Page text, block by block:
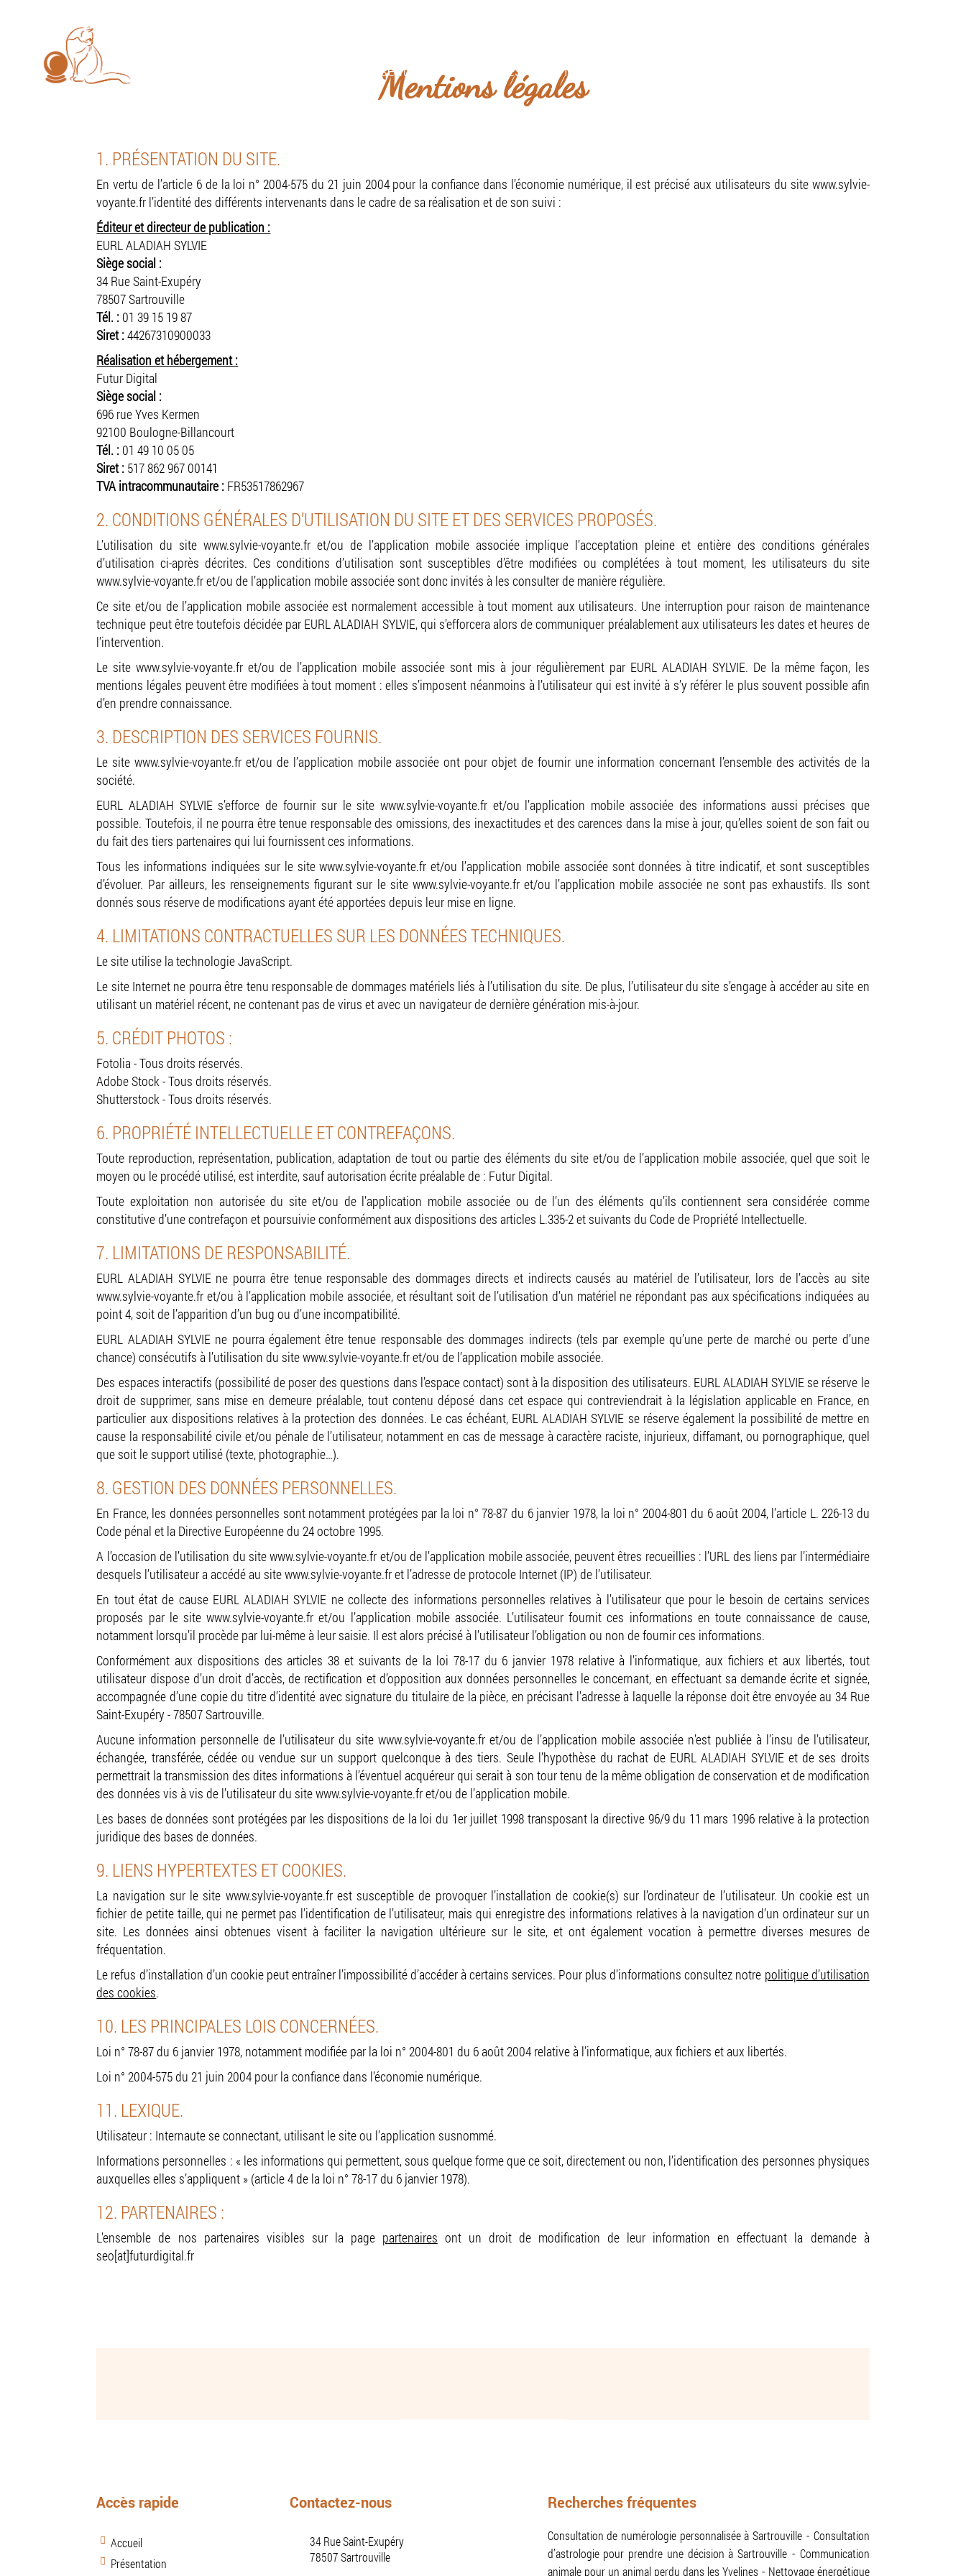
Présentation Services Prise de rendez-vous
Mentions légales
Mentions légales
1. PRÉSENTATION DU SITE.
En vertu de l’article 6 de la loi n° 2004-575 du 21 juin 2004 pour la confiance dans l’économie numérique, il est précisé aux utilisateurs du site www.sylvie-
voyante.fr l’identité des différents intervenants dans le cadre de sa réalisation et de son suivi :
Éditeur et directeur de publication :
EURL ALADIAH SYLVIE
Siège social :
34 Rue Saint-Exupéry
78507 Sartrouville
Tél. : 01 39 15 19 87
Siret :44267310900033
Réalisation et hébergement :
Futur Digital
Siège social :
696 rue Yves Kermen
92100 Boulogne-Billancourt
Tél. : 01 49 10 05 05
Siret : 517 862 967 00141
TVA intracommunautaire : FR53517862967
2. CONDITIONS GÉNÉRALES D’UTILISATION DU SITE ET DES SERVICES PROPOSÉS.
L’utilisation du site www.sylvie-voyante.fr et/ou de l’application mobile associée implique l’acceptation pleine et entière des conditions générales
d’utilisation ci-après décrites. Ces conditions d’utilisation sont susceptibles d’être modifiées ou complétées à tout moment, les utilisateurs du site
www.sylvie-voyante.fr et/ou de l’application mobile associée sont donc invités à les consulter de manière régulière.
Ce site et/ou de l’application mobile associée est normalement accessible à tout moment aux utilisateurs. Une interruption pour raison de maintenance
technique peut être toutefois décidée par EURL ALADIAH SYLVIE, qui s’efforcera alors de communiquer préalablement aux utilisateurs les dates et heures de
l’intervention.
Le site www.sylvie-voyante.fr et/ou de l’application mobile associée sont mis à jour régulièrement par EURL ALADIAH SYLVIE. De la même façon, les
mentions légales peuvent être modifiées à tout moment : elles s’imposent néanmoins à l’utilisateur qui est invité à s’y référer le plus souvent possible afin
d’en prendre connaissance.
3. DESCRIPTION DES SERVICES FOURNIS.
Le site www.sylvie-voyante.fr et/ou de l’application mobile associée ont pour objet de fournir une information concernant l’ensemble des activités de la
société.
EURL ALADIAH SYLVIE s’efforce de fournir sur le site www.sylvie-voyante.fr et/ou l’application mobile associée des informations aussi précises que
possible. Toutefois, il ne pourra être tenue responsable des omissions, des inexactitudes et des carences dans la mise à jour, qu’elles soient de son fait ou
du fait des tiers partenaires qui lui fournissent ces informations.
Tous les informations indiquées sur le site www.sylvie-voyante.fr et/ou l’application mobile associée sont données à titre indicatif, et sont susceptibles
d’évoluer. Par ailleurs, les renseignements figurant sur le site www.sylvie-voyante.fr et/ou l’application mobile associée ne sont pas exhaustifs. Ils sont
donnés sous réserve de modifications ayant été apportées depuis leur mise en ligne.
4. LIMITATIONS CONTRACTUELLES SUR LES DONNÉES TECHNIQUES.
Le site utilise la technologie JavaScript.
Le site Internet ne pourra être tenu responsable de dommages matériels liés à l’utilisation du site. De plus, l’utilisateur du site s’engage à accéder au site en
utilisant un matériel récent, ne contenant pas de virus et avec un navigateur de dernière génération mis-à-jour.
5. CRÉDIT PHOTOS :
Fotolia - Tous droits réservés.
Adobe Stock - Tous droits réservés.
Shutterstock - Tous droits réservés.
6. PROPRIÉTÉ INTELLECTUELLE ET CONTREFAÇONS.
Toute reproduction, représentation, publication, adaptation de tout ou partie des éléments du site et/ou de l’application mobile associée, quel que soit le
moyen ou le procédé utilisé, est interdite, sauf autorisation écrite préalable de : Futur Digital.
Toute exploitation non autorisée du site et/ou de l’application mobile associée ou de l’un des éléments qu’ils contiennent sera considérée comme
constitutive d’une contrefaçon et poursuivie conformément aux dispositions des articles L.335-2 et suivants du Code de Propriété Intellectuelle.
7. LIMITATIONS DE RESPONSABILITÉ.
EURL ALADIAH SYLVIE ne pourra être tenue responsable des dommages directs et indirects causés au matériel de l’utilisateur, lors de l’accès au site
www.sylvie-voyante.fr et/ou à l’application mobile associée, et résultant soit de l’utilisation d’un matériel ne répondant pas aux spécifications indiquées au
point 4, soit de l’apparition d’un bug ou d’une incompatibilité.
EURL ALADIAH SYLVIE ne pourra également être tenue responsable des dommages indirects (tels par exemple qu’une perte de marché ou perte d’une
chance) consécutifs à l’utilisation du site www.sylvie-voyante.fr et/ou de l’application mobile associée.
Des espaces interactifs (possibilité de poser des questions dans l’espace contact) sont à la disposition des utilisateurs. EURL ALADIAH SYLVIE se réserve le
droit de supprimer, sans mise en demeure préalable, tout contenu déposé dans cet espace qui contreviendrait à la législation applicable en France, en
particulier aux dispositions relatives à la protection des données. Le cas échéant, EURL ALADIAH SYLVIE se réserve également la possibilité de mettre en
cause la responsabilité civile et/ou pénale de l’utilisateur, notamment en cas de message à caractère raciste, injurieux, diffamant, ou pornographique, quel
que soit le support utilisé (texte, photographie…).
8. GESTION DES DONNÉES PERSONNELLES.
En France, les données personnelles sont notamment protégées par la loi n° 78-87 du 6 janvier 1978, la loi n° 2004-801 du 6 août 2004, l’article L. 226-13 du
Code pénal et la Directive Européenne du 24 octobre 1995.
A l’occasion de l’utilisation du site www.sylvie-voyante.fr et/ou de l’application mobile associée, peuvent êtres recueillies : l’URL des liens par l’intermédiaire
desquels l’utilisateur a accédé au site www.sylvie-voyante.fr et l’adresse de protocole Internet (IP) de l’utilisateur.
En tout état de cause EURL ALADIAH SYLVIE ne collecte des informations personnelles relatives à l’utilisateur que pour le besoin de certains services
proposés par le site www.sylvie-voyante.fr et/ou l’application mobile associée. L’utilisateur fournit ces informations en toute connaissance de cause,
notamment lorsqu’il procède par lui-même à leur saisie. Il est alors précisé à l’utilisateur l’obligation ou non de fournir ces informations.
Conformément aux dispositions des articles 38 et suivants de la loi 78-17 du 6 janvier 1978 relative à l’informatique, aux fichiers et aux libertés, tout
utilisateur dispose d’un droit d’accès, de rectification et d’opposition aux données personnelles le concernant, en effectuant sa demande écrite et signée,
accompagnée d’une copie du titre d’identité avec signature du titulaire de la pièce, en précisant l’adresse à laquelle la réponse doit être envoyée au 34 Rue
Saint-Exupéry - 78507 Sartrouville.
Aucune information personnelle de l’utilisateur du site www.sylvie-voyante.fr et/ou de l’application mobile associée n’est publiée à l’insu de l’utilisateur,
échangée, transférée, cédée ou vendue sur un support quelconque à des tiers. Seule l’hypothèse du rachat de EURL ALADIAH SYLVIE et de ses droits
permettrait la transmission des dites informations à l’éventuel acquéreur qui serait à son tour tenu de la même obligation de conservation et de modification
des données vis à vis de l’utilisateur du site www.sylvie-voyante.fr et/ou de l’application mobile.
Les bases de données sont protégées par les dispositions de la loi du 1er juillet 1998 transposant la directive 96/9 du 11 mars 1996 relative à la protection
juridique des bases de données.
9. LIENS HYPERTEXTES ET COOKIES.
La navigation sur le site www.sylvie-voyante.fr est susceptible de provoquer l’installation de cookie(s) sur l’ordinateur de l’utilisateur. Un cookie est un
fichier de petite taille, qui ne permet pas l’identification de l’utilisateur, mais qui enregistre des informations relatives à la navigation d’un ordinateur sur un
site. Les données ainsi obtenues visent à faciliter la navigation ultérieure sur le site, et ont également vocation à permettre diverses mesures de
fréquentation.
Le refus d’installation d’un cookie peut entraîner l’impossibilité d’accéder à certains services. Pour plus d’informations consultez notre politique d’utilisation
des cookies.
10. LES PRINCIPALES LOIS CONCERNÉES.
Loi n° 78-87 du 6 janvier 1978, notamment modifiée par la loi n° 2004-801 du 6 août 2004 relative à l’informatique, aux fichiers et aux libertés.
Loi n° 2004-575 du 21 juin 2004 pour la confiance dans l’économie numérique.
11. LEXIQUE.
Utilisateur : Internaute se connectant, utilisant le site ou l’application susnommé.
Informations personnelles : « les informations qui permettent, sous quelque forme que ce soit, directement ou non, l’identification des personnes physiques
auxquelles elles s’appliquent » (article 4 de la loi n° 78-17 du 6 janvier 1978).
12. PARTENAIRES :
L'ensemble de nos partenaires visibles sur la page partenaires ont un droit de modification de leur information en effectuant la demande à
seo[at]futurdigital.fr
Accès rapide
Accueil
Présentation
Contactez-nous
34 Rue Saint-Exupéry
78507Sartrouville
Recherches fréquentes
Consultation de numérologie personnalisée à Sartrouville
Consultation
d’astrologie pour prendre une décision à Sartrouville
Communication
animale pour un animal perdu dans les Yvelines
Nettoyage énergétique